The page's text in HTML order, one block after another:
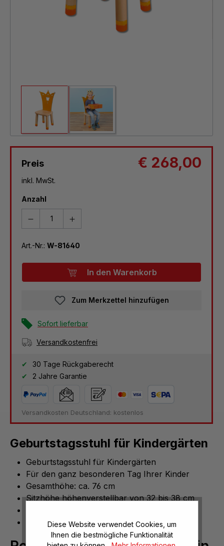
Preis € 268,00
inkl. MwSt.
Anzahl
Art.-Nr.: W-81640
In den Warenkorb
Zum Merkzettel hinzufügen
Sofort lieferbar
Versandkostenfrei
30 Tage Rückgaberecht
2 Jahre Garantie
Versandkosten Deutschland: kostenlos
Geburtstagsstuhl für Kindergärten
Geburtstagsstuhl für Kindergärten
Für den ganz besonderen Tag Ihrer Kinder
Gesamthöhe: ca. 76 cm
Sitzhöhe höhenverstellbar von 32 bis 38 cm
Farbe: Orange
Diese Website verwendet Cookies, um
Ihnen die bestmögliche Funktionalität